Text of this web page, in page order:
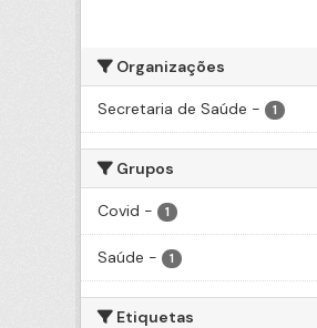
Organizações
Secretaria de Saúde - 1
Grupos
Covid - 1
Saúde - 1
Etiquetas